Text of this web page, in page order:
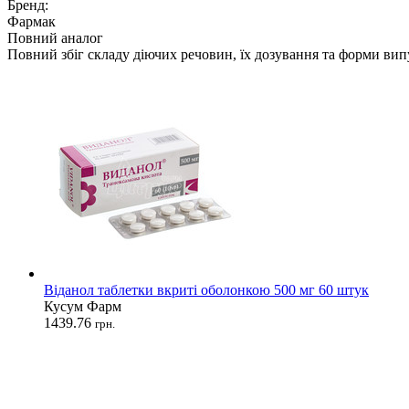
Бренд:
Фармак
Повний аналог
Повний збіг складу діючих речовин, їх дозування та форми
Віданол таблетки вкриті оболонкою 500 мг 60 штук
Кусум Фарм
1439.76 грн.